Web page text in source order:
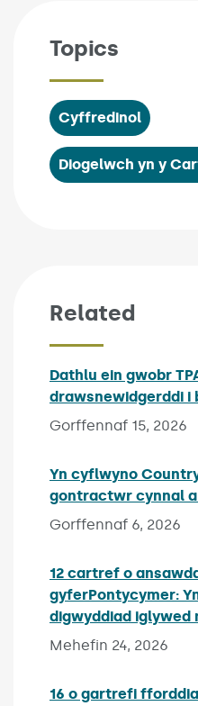
Topics
Cyffredinol
Diogelwch yn y
Related
Dathlu ein gwobr
drawsnewidgerddi i
Gorffennaf 15, 2026
Yn cyflwyno
gontractwr cynnal
Gorffennaf 6, 2026
12 cartref o
gyferPontycymer:
digwyddiad iglywed
Mehefin 24, 2026
16 o gartrefi